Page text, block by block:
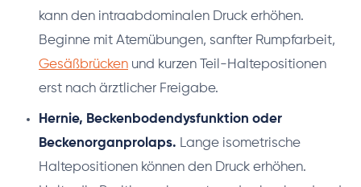
kann den intraabdominalen Druck erhöhen.
Beginne mit Atemübungen, sanfter Rumpfarbeit,
Gesäßbrücken und kurzen Teil-Haltepositionen
erst nach ärztlicher Freigabe.
Hernie, Beckenbodendysfunktion oder
Beckenorganprolaps. Lange isometrische
Haltepositionen können den Druck erhöhen.